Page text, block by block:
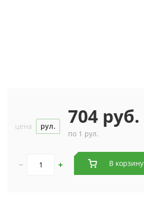
цена рул. 704 руб.
по 1 рул.
В корзину